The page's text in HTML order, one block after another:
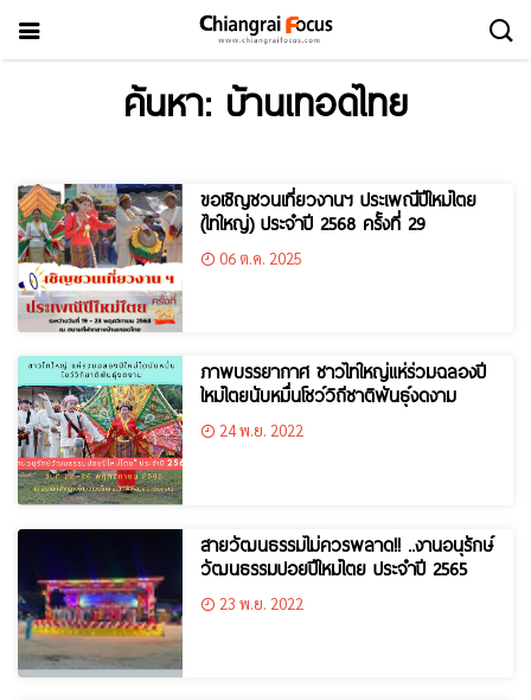
ค้นหา: บ้านเทอดไทย
ขอเชิญชวนเที่ยวงานฯ ประเพณีปีใหม่ไตย
(ไทใหญ่) ประจำปี 2568 ครั้งที่ 29
06 ต.ค. 2025
ภาพบรรยากาศ ชาวไทใหญ่แห่ร่วมฉลองปี
ใหม่ไตยนับหมื่นโชว์วิถีชาติพันธุ์งดงาม
24 พ.ย. 2022
สายวัฒนธรรมไม่ควรพลาด!! ..งานอนุรักษ์
วัฒนธรรมปอยปีใหม่ไตย ประจำปี 2565
23 พ.ย. 2022